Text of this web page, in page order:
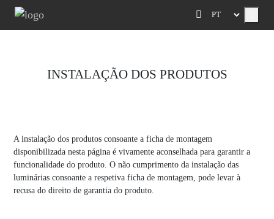
INSTALAÇÃO DOS PRODUTOS
A instalação dos produtos consoante a ficha de montagem
disponibilizada nesta página é vivamente aconselhada para garantir a
funcionalidade do produto. O não cumprimento da instalação das
luminárias consoante a respetiva ficha de montagem, pode levar à
recusa do direito de garantia do produto.